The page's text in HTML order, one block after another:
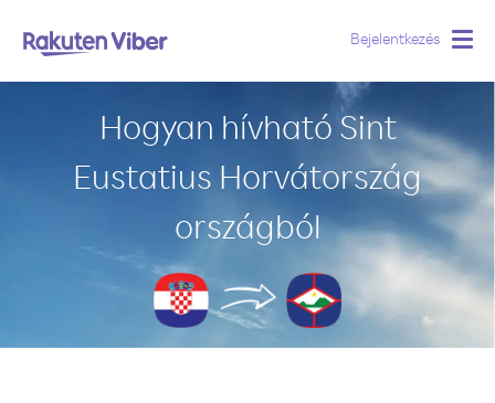
Bejelentkezés
Hogyan hívható Sint
Eustatius Horvátország
országból